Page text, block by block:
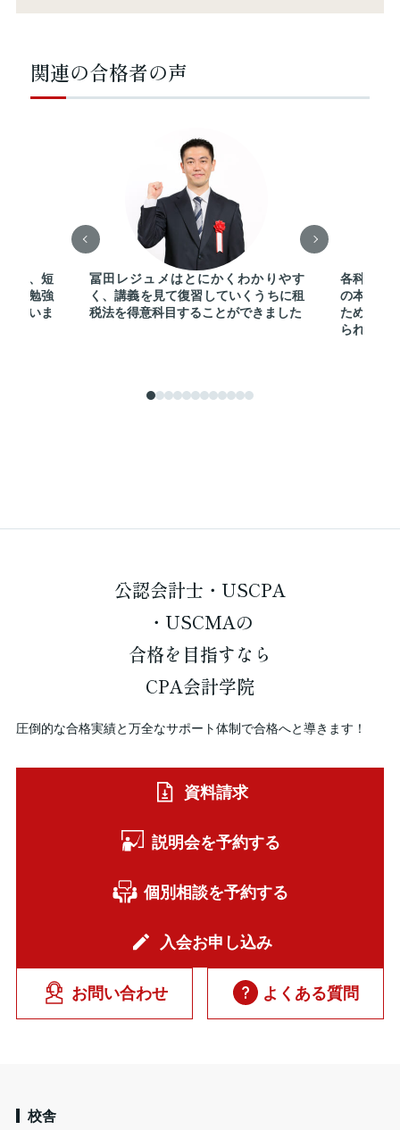
関連の合格者の声
り、短
に勉強
思いま
冨田レジュメはとにかくわかりやす
く、講義を見て復習していくうちに租
税法を得意科目することができました
各科目の
の本質を
ため、初
られまし
公認会計士・USCPA
・USCMAの
合格を 目指すなら
CPA会計学院
圧倒的な合格実績と万全なサポート体制で合格へと導きます！
資料請求
説明会を予約する
個別相談を予約する
入会お申し込み
お問い合わせ よくある質問
校舎